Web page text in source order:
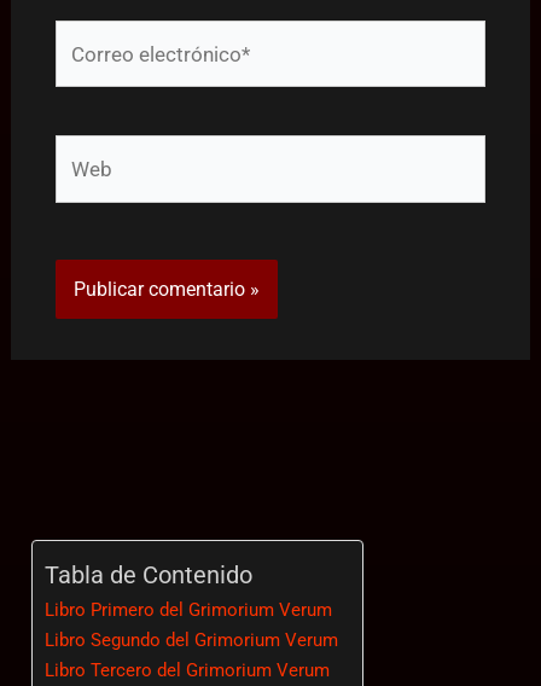
electrónico*
Tabla de Contenido
Libro Primero del Grimorium Verum
Libro Segundo del Grimorium Verum
Libro Tercero del Grimorium Verum